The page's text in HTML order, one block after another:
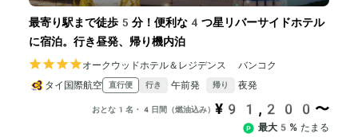
最寄り駅まで徒歩5分！便利な4つ星リバーサイドホテル
に宿泊。行き昼発、帰り機内泊
オークウッドホテル＆レジデンス バンコク
タイ国際航空
直行便 行き 午前発 帰り 夜発
おとな1名・4日間（燃油込み） ¥91,200〜
最大5% たまる